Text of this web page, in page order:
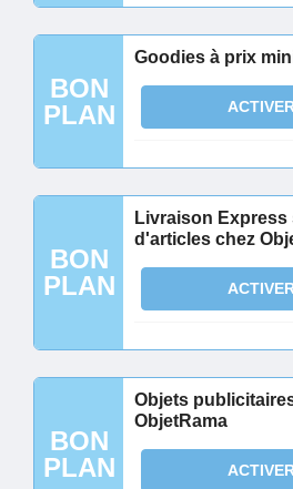
BON
PLAN
Goodies à prix
BON
PLAN
Livraison
d'articles chez
BON
PLAN
Objets
ObjetRama